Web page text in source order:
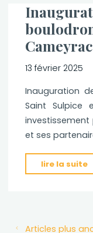
Cameyrac
13 février 2025
Inauguration
Saint Sulpice
investissement
et ses
lire la suite
Articles plus